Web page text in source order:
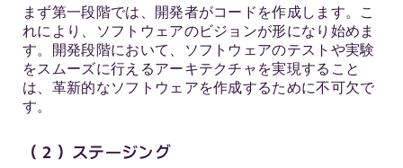
まず第一段階では、開発者がコ​​ードを作成します。こ
れにより、ソフトウェアのビジョンが形になり始めま
す。開発段階において、ソフトウェアのテストや実験
をスムーズに行えるアーキテクチャを実現すること
は、革新的なソフトウェアを作成するために不可欠で
す。
（２）ステージング